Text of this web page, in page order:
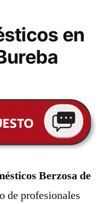
en
Berzosa de
de profesionales